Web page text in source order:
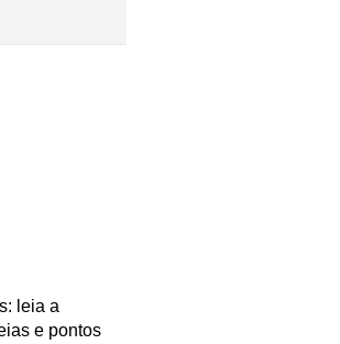
leia a
e pontos